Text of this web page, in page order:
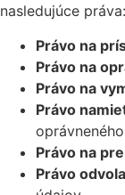
nasledujúce práva:
Právo na
Právo na
Právo na
Právo
Právo na
Právo